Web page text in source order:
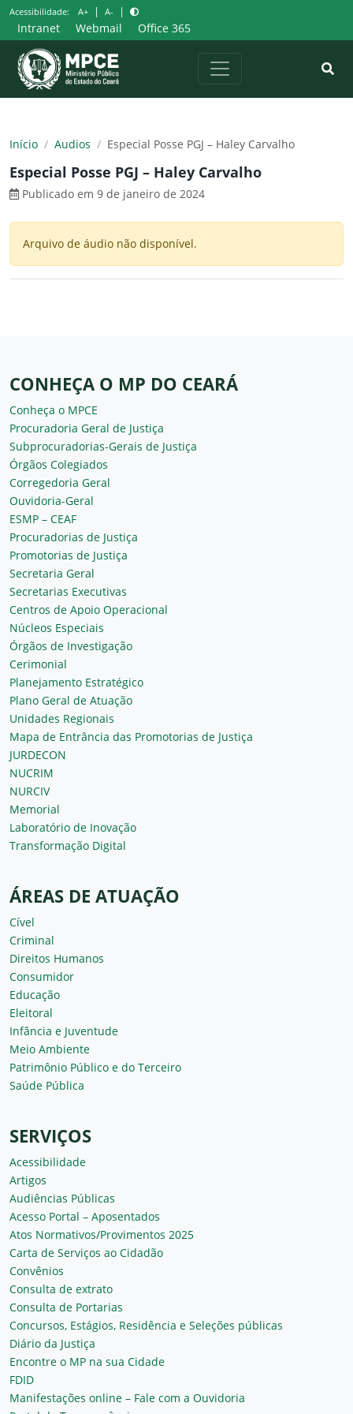
Pular
para
o
conteúdo
Acessibilidade: A+ | A- |
Intranet Webmail Office 365
Início / Audios / Especial Posse PGJ – Haley Carvalho
Especial Posse PGJ – Haley Carvalho
Publicado em 9 de janeiro de 2024
Arquivo de áudio não disponível.
CONHEÇA O MP DO CEARÁ
Conheça o MPCE
Procuradoria Geral de Justiça
Subprocuradorias-Gerais de Justiça
Órgãos Colegiados
Corregedoria Geral
Ouvidoria-Geral
ESMP – CEAF
Procuradorias de Justiça
Promotorias de Justiça
Secretaria Geral
Secretarias Executivas
Centros de Apoio Operacional
Núcleos Especiais
Órgãos de Investigação
Cerimonial
Planejamento Estratégico
Plano Geral de Atuação
Unidades Regionais
Mapa de Entrância das Promotorias de Justiça
JURDECON
NUCRIM
NURCIV
Memorial
Laboratório de Inovação
Transformação Digital
ÁREAS DE ATUAÇÃO
Cível
Criminal
Direitos Humanos
Consumidor
Educação
Eleitoral
Infância e Juventude
Meio Ambiente
Patrimônio Público e do Terceiro
Saúde Pública
SERVIÇOS
Acessibilidade
Artigos
Audiências Públicas
Acesso Portal – Aposentados
Atos Normativos/Provimentos 2025
Carta de Serviços ao Cidadão
Convênios
Consulta de extrato
Consulta de Portarias
Concursos, Estágios, Residência e Seleções públicas
Diário da Justiça
Encontre o MP na sua Cidade
FDID
Manifestações online – Fale com a Ouvidoria